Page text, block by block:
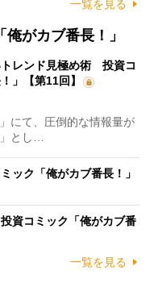
一覧を見る
がカブ番長！」
トレンド見極め術 投資コ
」【第11回】
にて、圧倒的な情報量が
とし…
ック「俺がカブ番長！」
資コミック「俺がカブ番
一覧を見る